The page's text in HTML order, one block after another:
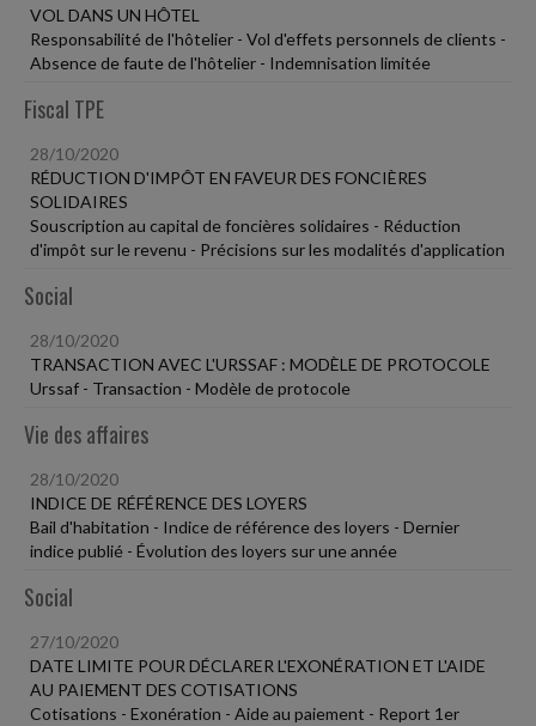
VOL DANS UN HÔTEL
Responsabilité de l'hôtelier - Vol d'effets personnels de clients -
Absence de faute de l'hôtelier - Indemnisation limitée
Fiscal TPE
28/10/2020
RÉDUCTION D'IMPÔT EN FAVEUR DES FONCIÈRES
SOLIDAIRES
Souscription au capital de foncières solidaires - Réduction
d'impôt sur le revenu - Précisions sur les modalités d'application
Social
28/10/2020
TRANSACTION AVEC L'URSSAF : MODÈLE DE PROTOCOLE
Urssaf - Transaction - Modèle de protocole
Vie des affaires
28/10/2020
INDICE DE RÉFÉRENCE DES LOYERS
Bail d'habitation - Indice de référence des loyers - Dernier
indice publié - Évolution des loyers sur une année
Social
27/10/2020
DATE LIMITE POUR DÉCLARER L'EXONÉRATION ET L'AIDE
AU PAIEMENT DES COTISATIONS
Cotisations - Exonération - Aide au paiement - Report 1er